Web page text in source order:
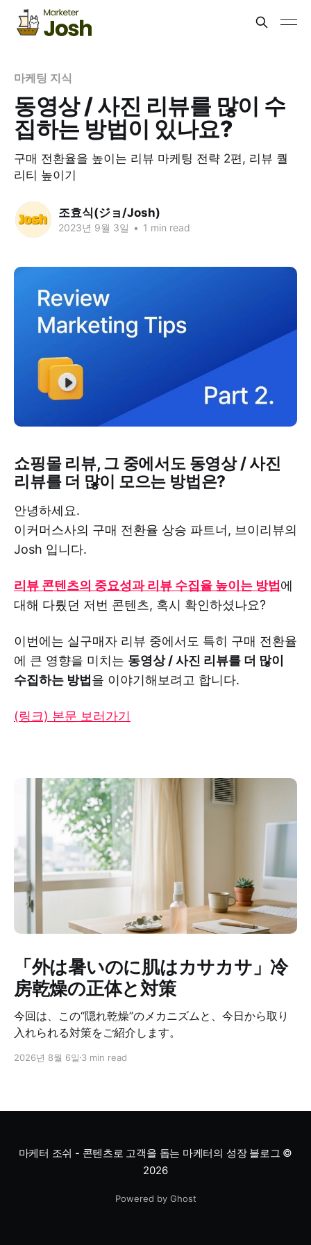
마케팅 지식
동영상 / 사진 리뷰를 많이 수
집하는 방법이 있나요?
구매 전환율을 높이는 리뷰 마케팅 전략 2편, 리뷰 퀄
리티 높이기
조효식(ジョ/Josh)
2023년 9월 3일 • 1 min read
쇼핑몰 리뷰, 그 중에서도 동영상 / 사진
리뷰를 더 많이 모으는 방법은?
안녕하세요.
이커머스사의 구매 전환율 상승 파트너, 브이리뷰의
Josh 입니다.
리뷰 콘텐츠의 중요성과 리뷰 수집율 높이는 방법에
대해 다뤘던 저번 콘텐츠, 혹시 확인하셨나요?
이번에는 실구매자 리뷰 중에서도 특히 구매 전환율
에 큰 영향을 미치는 동영상 / 사진 리뷰를 더 많이
수집하는 방법을 이야기해보려고 합니다.
(링크) 본문 보러가기
「外は暑いのに肌はカサカサ」冷
房乾燥の正体と対策
今回は、この“隠れ乾燥”のメカニズムと、今日から取り
入れられる対策をご紹介します。
2026년 8월 6일 3 min read
마케터 조쉬 - 콘텐츠로 고객을 돕는 마케터의 성장 블로그 ©
2026
Powered by Ghost